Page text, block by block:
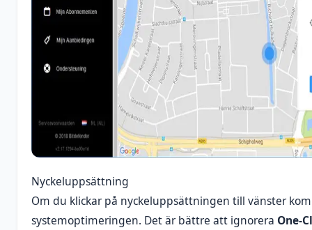
Nyckeluppsättning
Om du klickar på nyckeluppsättningen till vänster
systemoptimeringen. Det är bättre att ignorera One-